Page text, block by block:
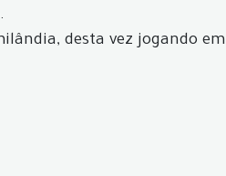
desta vez jogando